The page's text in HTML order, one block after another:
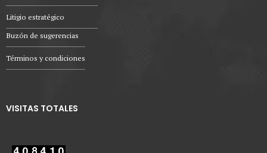
Litigio estratégico
Buzón de sugerencias
Términos y condiciones
VISITAS TOTALES